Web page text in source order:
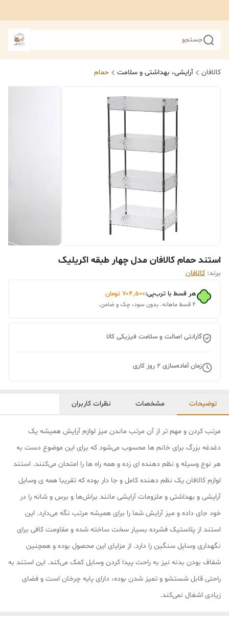
جستجو
کالافان آرایشی، بهداشتی و سلامت حمام
استند حمام کالافان مدل چهار طبقه اکریلیک
برند: کالافان
هر قسط با ترب‌پی:۷۰۴٬۵۰۰ تومان
۴ قسط ماهانه. بدون سود، چک و ضامن.
گارانتی اصالت و سلامت فیزیکی کالا
زمان آماده‌سازی 2 روز کاری
توضیحات مشخصات نظرات کاربران
مرتب کردن و مهم تر از آن مرتب ماندن میز لوازم آرایش همیشه یک
دغدغه بزرگ برای خانم ها محسوب می‌شود که برای این موضوع دست به
هر نوع وسیله و نظم دهنده ای زده و همه راه ها را امتحان می‌کنند. استند
لوازم کالافان یک نظم دهنده کامل و جا دار بوده که تقریبا همه ی وسایل
آرایشی و بهداشتی و ملزومات آرایشی مانند براش‌ها و برس و شانه را در
خود جای داده و میز آرایش شما را برای همیشه مرتب نگه می‌دارد. این
استند از پلاستیک فشرده بسیار سخت ساخته شده و مقاومت کافی برای
نگهداری وسایل سنگین را دارد. از مزایای این محصول بوده و همچنین
شفاف بودن بدنه نیز به راحت پیدا کردن وسایل کمک می‌کند. این استند به
راحتی قابل شستشو و تمیز شدن بوده، دارای پایه چرخان است و فضای
زیادی اشغال نمی‌کند.